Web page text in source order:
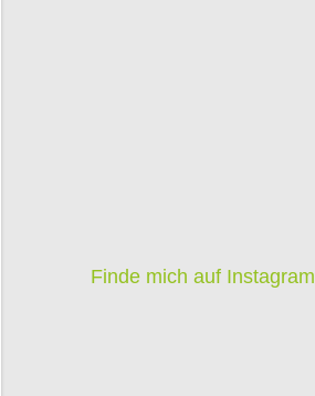
Finde mich auf Instagram